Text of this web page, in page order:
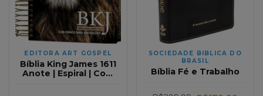
EDITORA ART GOSPEL
Bíblia King James 1611
Anote | Espiral | Com
SOCIEDADE BIBLICA DO
BRASIL
Bíblia Fé e Trabalho